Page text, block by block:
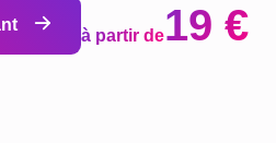
à partir de19 €